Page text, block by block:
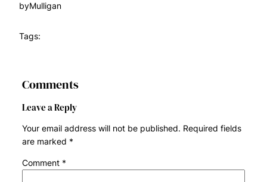
byMulligan
Tags:
Comments
Leave a Reply
Your email address will not be published. Required fields
are marked *
Comment *